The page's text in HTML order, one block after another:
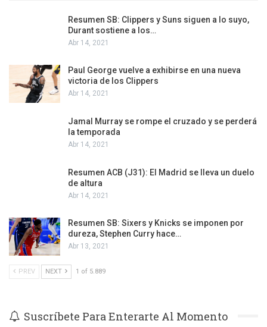
Resumen SB: Clippers y Suns siguen a lo suyo,
Durant sostiene a los…
Abr 14, 2021
Paul George vuelve a exhibirse en una nueva
victoria de los Clippers
Abr 14, 2021
Jamal Murray se rompe el cruzado y se perderá
la temporada
Abr 14, 2021
Resumen ACB (J31): El Madrid se lleva un duelo
de altura
Abr 14, 2021
Resumen SB: Sixers y Knicks se imponen por
dureza, Stephen Curry hace…
Abr 13, 2021
PREV NEXT 1 of 5.889
Suscríbete Para Enterarte Al Momento